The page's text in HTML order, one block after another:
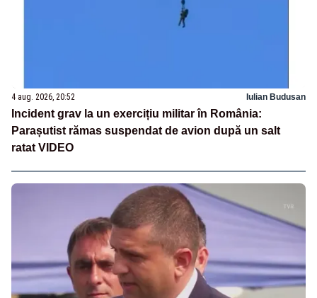
4 aug. 2026, 20:52 Iulian Budusan
Incident grav la un exercițiu militar în România:
Parașutist rămas suspendat de avion după un salt
ratat VIDEO